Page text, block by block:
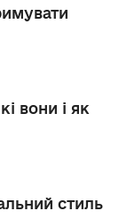
вони і як
стиль